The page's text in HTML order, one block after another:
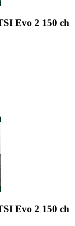
Evo 2 150 ch
Evo 2 150 ch